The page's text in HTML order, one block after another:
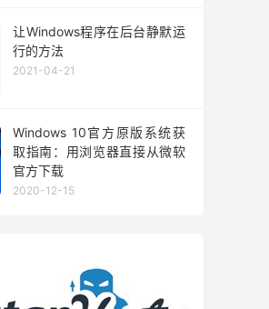
让Windows程序在后台静默运
行的方法
2021-04-21
Windows 10官方原版系统获
取指南：用浏览器直接从微软
官方下载
2020-12-15